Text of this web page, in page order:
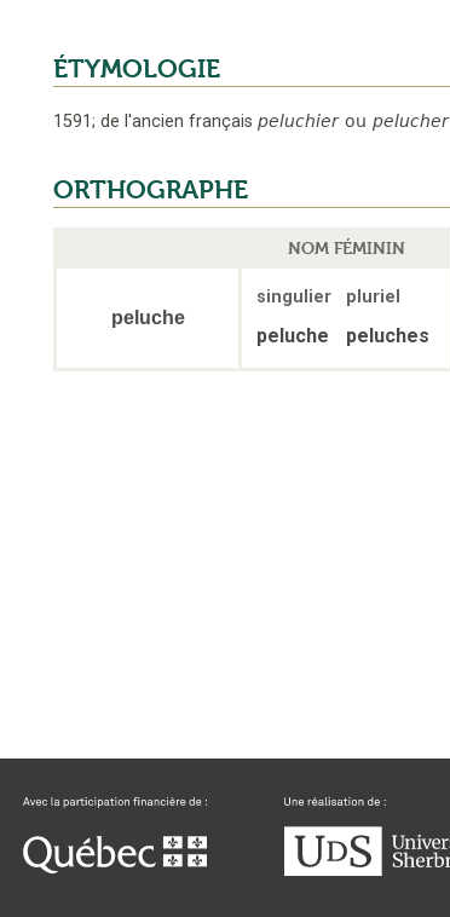
ÉTYMOLOGIE
1591; de l'ancien français peluchier ou pelucher
ORTHOGRAPHE
NOM FÉMININ
peluche
singulier pluriel
peluche peluches